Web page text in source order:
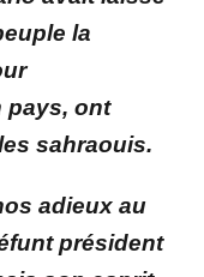
la
pays, ont
sahraouis.
adieux au
président